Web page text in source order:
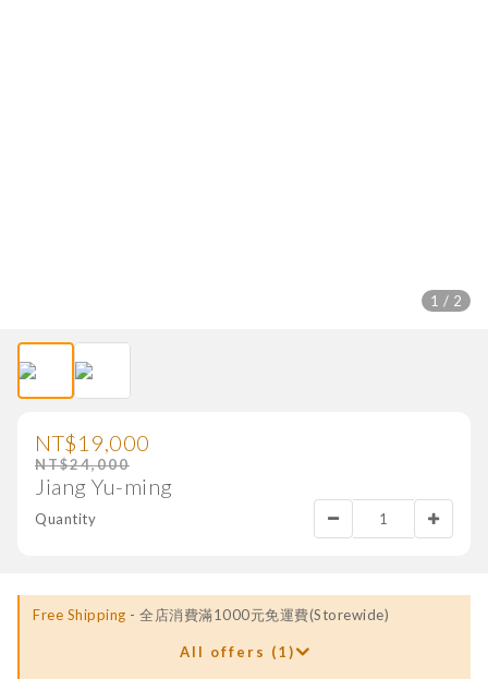
1 / 2
NT$19,000
NT$24,000
Jiang Yu-ming
Quantity
Free Shipping - 全店消費滿1000元免運費(Storewide)
All offers (1)